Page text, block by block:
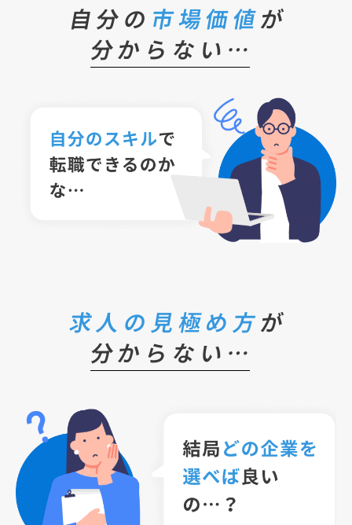
自分の市場価値が
分からない…
求人の見極め方が
分からない…